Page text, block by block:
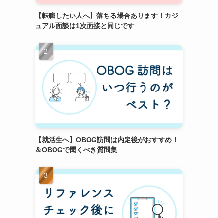
【転職したい人へ】落ちる場合あります！カジ
ュアル面談は1次面接と同じです
【就活生へ】OBOG訪問は内定後がおすすめ！
＆OBOGで聞くべき質問集